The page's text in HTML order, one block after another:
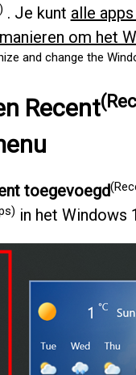
. Je kunt alle
om het
and change the
Recent
toegevoegd
in het Windows